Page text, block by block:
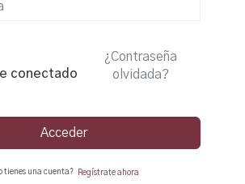
conectado
¿Contraseña
olvidada?
Acceder
tienes una cuenta? Regístrate ahora